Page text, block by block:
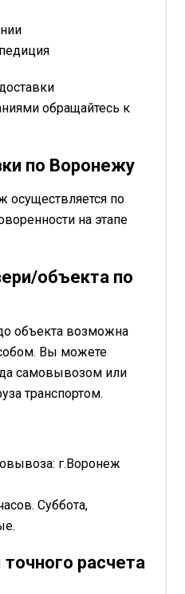
обращайтесь к
по Воронежу
осуществляется по
на этапе
объекта по
объекта возможна
Вы можете
самовывозом или
транспортом.
г.Воронеж
Суббота,
расчета